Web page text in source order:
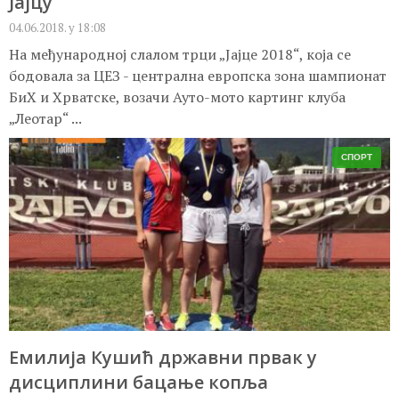
04.06.2018. у 18:08
На међународној слалом трци „Јајце 2018“, која се
бодовала за ЦЕЗ - централна европска зона шампионат
БиХ и Хрватске, возачи Ауто-мото картинг клуба
„Леотар“ ...
СПОРТ
Емилија Кушић државни првак у
дисциплини бацање копља